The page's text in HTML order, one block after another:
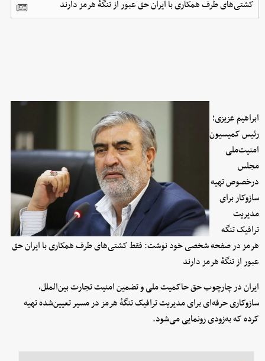
کشتی‌های طرف همکاری با ایران حق عبور از تنگهٔ هرمز دارند
ابراهیم عزیزی؛
رئیس کمیسیون
امنیت‌ملی
مجلس
درخصوص تهیه
سازوکار برای
مدیریت
ترافیک تنگه
هرمز در صفحه شخصی خود نوشت: فقط کشتی‌های طرف همکاری با ایران حق
عبور از تنگهٔ هرمز دارند
ایران در چارچوب حق حاکمیت ملی و تضمین امنیت تجارت بین‌الملل،
سازوکاری حرفه‌ای برای مدیریت ترافیک تنگهٔ هرمز در مسیر تعیین‌شده تهیه
کرده که به‌زودی رونمایی می‌شود.